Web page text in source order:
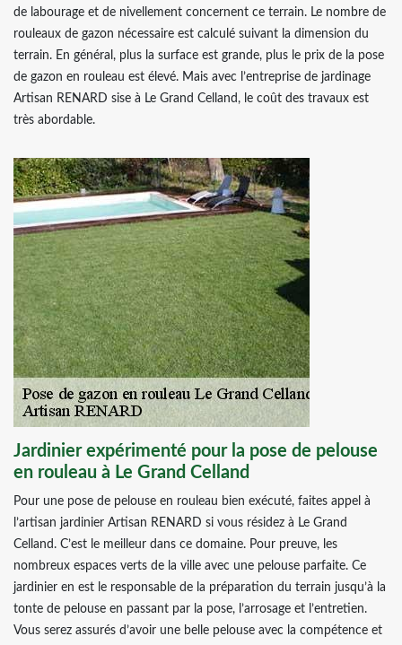
de labourage et de nivellement concernent ce terrain. Le nombre de
rouleaux de gazon nécessaire est calculé suivant la dimension du
terrain. En général, plus la surface est grande, plus le prix de la pose
de gazon en rouleau est élevé. Mais avec l’entreprise de jardinage
Artisan RENARD sise à Le Grand Celland, le coût des travaux est
très abordable.
Jardinier expérimenté pour la pose de pelouse
en rouleau à Le Grand Celland
Pour une pose de pelouse en rouleau bien exécuté, faites appel à
l’artisan jardinier Artisan RENARD si vous résidez à Le Grand
Celland. C’est le meilleur dans ce domaine. Pour preuve, les
nombreux espaces verts de la ville avec une pelouse parfaite. Ce
jardinier en est le responsable de la préparation du terrain jusqu’à la
tonte de pelouse en passant par la pose, l’arrosage et l’entretien.
Vous serez assurés d’avoir une belle pelouse avec la compétence et